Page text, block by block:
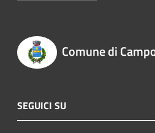
Comune di
SEGUICI SU